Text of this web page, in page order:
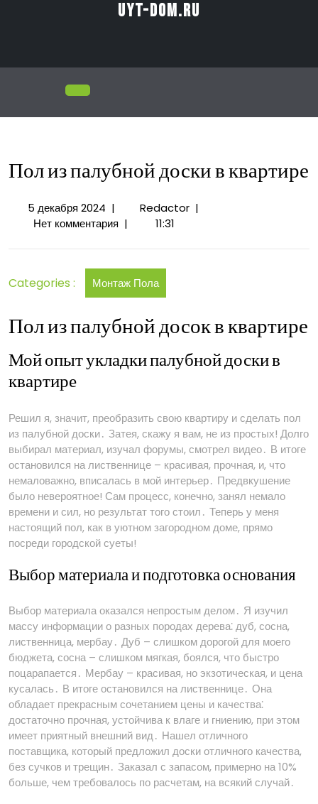
uyt-dom.ru
Пол из палубной доски в квартире
5 декабря 20245
декабря
| RedactorПол
доски
|
Нет комментария | 11:31
Categories : Монтаж Пола
Пол из палубной досок в квартире
Мой опыт укладки палубной доски в
квартире
Решил я, значит, преобразить свою квартиру и сделать пол
из палубной доски․ Затея, скажу я вам, не из простых! Долго
выбирал материал, изучал форумы, смотрел видео․ В итоге
остановился на лиственнице – красивая, прочная, и, что
немаловажно, вписалась в мой интерьер․ Предвкушение
было невероятное! Сам процесс, конечно, занял немало
времени и сил, но результат того стоил․ Теперь у меня
настоящий пол, как в уютном загородном доме, прямо
посреди городской суеты!
Выбор материала и подготовка основания
Выбор материала оказался непростым делом․ Я изучил
массу информации о разных породах дерева⁚ дуб, сосна,
лиственница, мербау․ Дуб – слишком дорогой для моего
бюджета, сосна – слишком мягкая, боялся, что быстро
поцарапается․ Мербау – красивая, но экзотическая, и цена
кусалась․ В итоге остановился на лиственнице․ Она
обладает прекрасным сочетанием цены и качества⁚
достаточно прочная, устойчива к влаге и гниению, при этом
имеет приятный внешний вид․ Нашел отличного
поставщика, который предложил доски отличного качества,
без сучков и трещин․ Заказал с запасом, примерно на 10%
больше, чем требовалось по расчетам, на всякий случай․